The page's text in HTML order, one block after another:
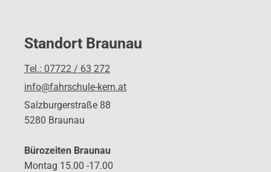
Standort Braunau
Tel.: 07722 / 63 272
info@fahrschule-kern.at
Salzburgerstraße 88
5280 Braunau
Bürozeiten Braunau
Montag 15.00 -17.00